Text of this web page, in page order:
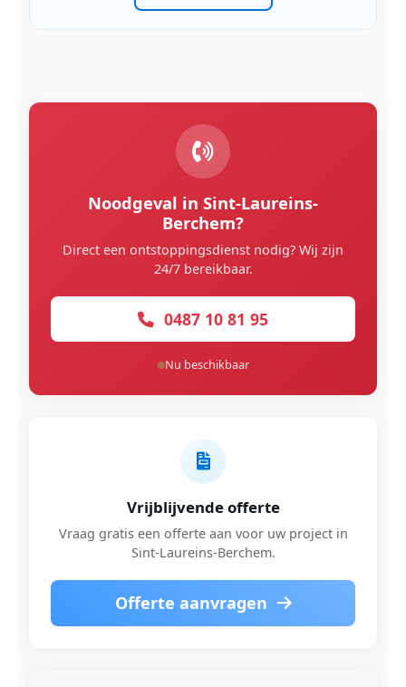
Noodgeval in Sint-Laureins-
Berchem?
Direct een ontstoppingsdienst nodig? Wij zijn
24/7 bereikbaar.
0487 10 81 95
Nu beschikbaar
Vrijblijvende offerte
Vraag gratis een offerte aan voor uw project in
Sint-Laureins-Berchem.
Offerte aanvragen